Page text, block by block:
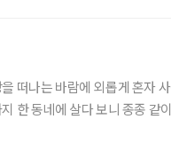
떠나는 바람에 외롭게 혼자
한 동네에 살다 보니 종종 같